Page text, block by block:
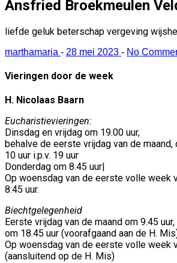
Ansfried Broekmeulen
liefde geluk beterschap vergeving
marthamaria - 28 mei 2023 - No
Vieringen door de week
H. Nicolaas Baarn
Eucharistievieringen:
Dinsdag en vrijdag om 19.00 uur,
behalve de eerste vrijdag van de
10 uur i.p.v. 19 uur
Donderdag om 8.45 uur|
Op woensdag van de eerste volle week
8:45 uur.
Biechtgelegenheid
Eerste vrijdag van de maand om 9.45
om 18.45 uur (voorafgaand aan de H.
Op woensdag van de eerste volle week
(aansluitend op de H. Mis)